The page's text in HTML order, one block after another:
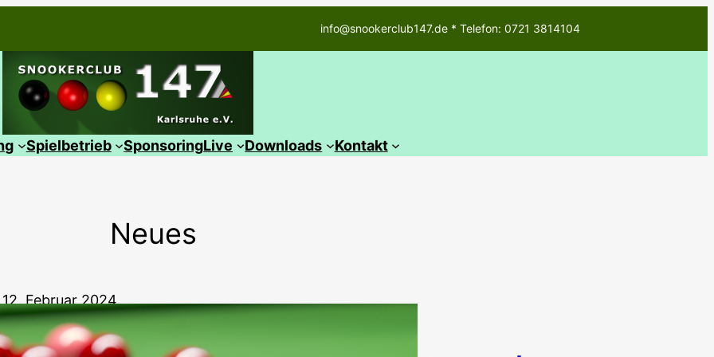
info@snookerclub147.de * Telefon: 0721 3814104
Spielbetrieb SponsoringLive Downloads Kontakt
Neues
12. Februar 2024